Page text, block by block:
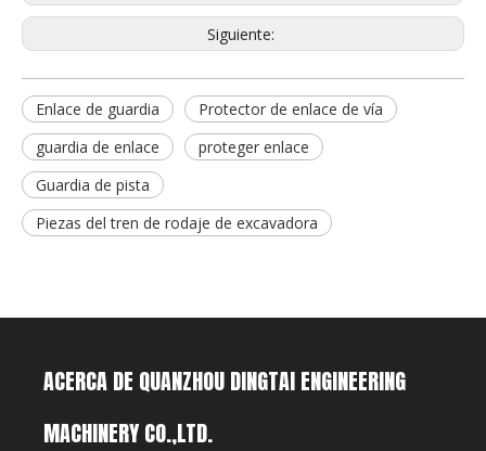
Siguiente:
Enlace de guardia
Protector de enlace de vía
guardia de enlace
proteger enlace
Guardia de pista
Piezas del tren de rodaje de excavadora
ACERCA DE QUANZHOU DINGTAI ENGINEERING
MACHINERY CO.,LTD.